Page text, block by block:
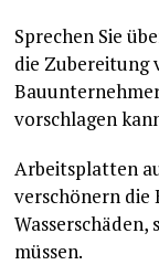
Sprechen Sie
die Zubereitung
vorschlagen
Arbeitsplatten
verschönern die
Wasserschäden,
müssen.